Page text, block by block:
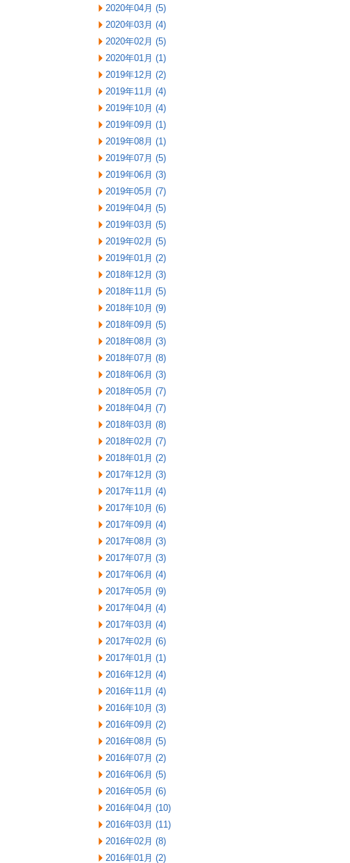
2020年04月 (5)
2020年03月 (4)
2020年02月 (5)
2020年01月 (1)
2019年12月 (2)
2019年11月 (4)
2019年10月 (4)
2019年09月 (1)
2019年08月 (1)
2019年07月 (5)
2019年06月 (3)
2019年05月 (7)
2019年04月 (5)
2019年03月 (5)
2019年02月 (5)
2019年01月 (2)
2018年12月 (3)
2018年11月 (5)
2018年10月 (9)
2018年09月 (5)
2018年08月 (3)
2018年07月 (8)
2018年06月 (3)
2018年05月 (7)
2018年04月 (7)
2018年03月 (8)
2018年02月 (7)
2018年01月 (2)
2017年12月 (3)
2017年11月 (4)
2017年10月 (6)
2017年09月 (4)
2017年08月 (3)
2017年07月 (3)
2017年06月 (4)
2017年05月 (9)
2017年04月 (4)
2017年03月 (4)
2017年02月 (6)
2017年01月 (1)
2016年12月 (4)
2016年11月 (4)
2016年10月 (3)
2016年09月 (2)
2016年08月 (5)
2016年07月 (2)
2016年06月 (5)
2016年05月 (6)
2016年04月 (10)
2016年03月 (11)
2016年02月 (8)
2016年01月 (2)